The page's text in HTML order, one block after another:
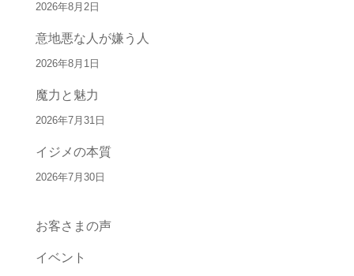
2026年8月2日
意地悪な人が嫌う人
2026年8月1日
魔力と魅力
2026年7月31日
イジメの本質
2026年7月30日
お客さまの声
イベント